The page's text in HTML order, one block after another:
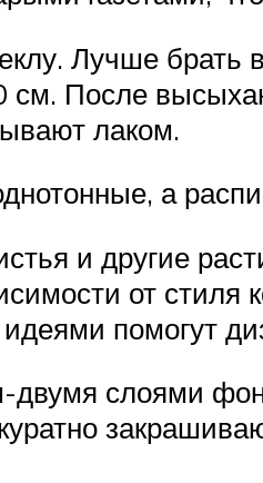
Лучше
После
лаком.
а
и другие
от
идеями помогут
слоями